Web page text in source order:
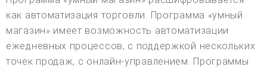
как автоматизация торговли. Программа «умный
магазин» имеет возможность автоматизации
ежедневных процессов, с поддержкой нескольких
точек продаж, с онлайн-управлением. Программы